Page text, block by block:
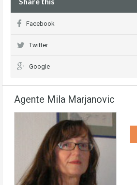
Facebook
Twitter
Google
Agente Mila Marjanovic